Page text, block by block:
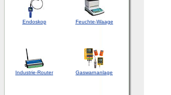
Endoskop Feuchte-Waage
Industrie-Router Gaswarnanlage